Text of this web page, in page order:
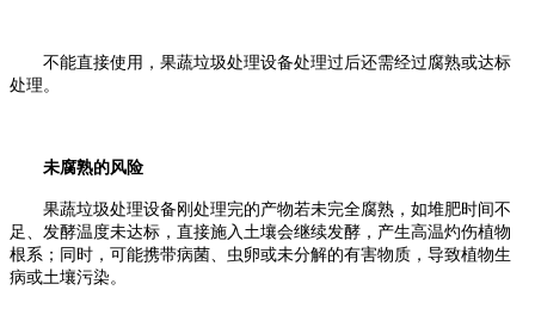
不能直接使用，果蔬垃圾处理设备处理过后还需经过腐熟或达标
处理。
未腐熟的风险
果蔬垃圾处理设备刚处理完的产物若未完全腐熟，如堆肥时间不
足、发酵温度未达标，直接施入土壤会继续发酵，产生高温灼伤植物
根系；同时，可能携带病菌、虫卵或未分解的有害物质，导致植物生
病或土壤污染。